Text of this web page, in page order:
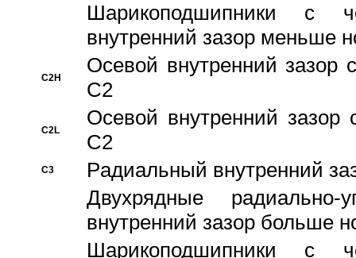
Шарикоподшипники с
внутренний зазор меньше
C2H
Осевой внутренний зазор
C2
C2L
Осевой внутренний зазор
C2
C3
Pадиальный внутренний
Двухрядные радиально-
внутренний зазор больше
Шарикоподшипники с